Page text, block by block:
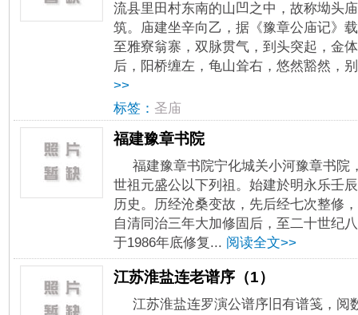
流县里田村东南的山凹之中，故称坳头
筑。庙建坐辛向乙，据《豫章公庙记》
至雅寮翁寨，双脉贯气，到头突起，金
后，阳桥缠左，龟山耸右，悠然豁然，
>>
标签： 圣庙
福建豫章书院
福建豫章书院宁化城关小河豫章书院
世祖元盛公以下列祖。始建於明永乐壬
历史。历经沧桑变故，先后经七次整修
自清同治三年大加修固后，至二十世纪
于1986年底修复... 阅读全文>>
江苏淮盐连老谱序（1）
江苏淮盐连罗演公谱序旧有谱笺，阅